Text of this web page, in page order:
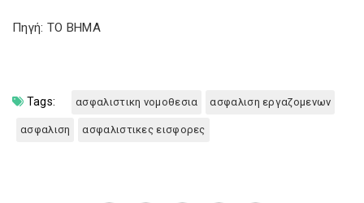
Πηγή: ΤΟ ΒΗΜΑ
Tags: ασφαλιστικη νομοθεσια ασφαλιση εργαζομενων
ασφαλιση ασφαλιστικες εισφορες